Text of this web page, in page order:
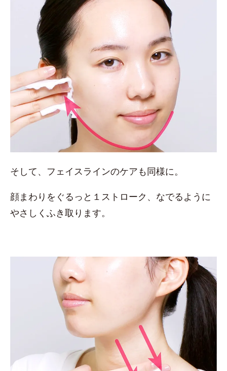
そして、フェイスラインのケアも同様に。
顔まわりをぐるっと１ストローク、なでるように
やさしくふき取ります。